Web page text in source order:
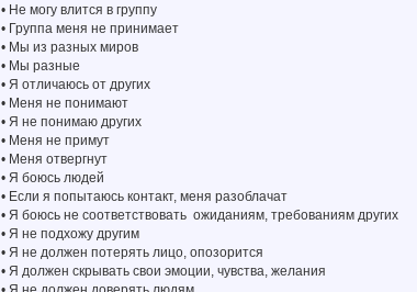
• Не могу влится в группу
• Группа меня не принимает
• Мы из разных миров
• Мы разные
• Я отличаюсь от других
• Меня не понимают
• Я не понимаю других
• Меня не примут
• Меня отвергнут
• Я боюсь людей
• Если я попытаюсь контакт, меня разоблачат
• Я боюсь не соответствовать ожиданиям, требованиям других
• Я не подхожу другим
• Я не должен потерять лицо, опозорится
• Я должен скрывать свои эмоции, чувства, желания